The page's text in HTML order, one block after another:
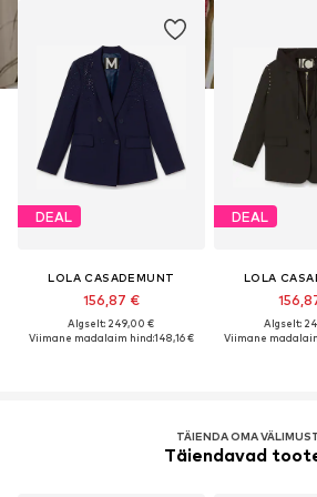
DEAL
LOLA CASADEMUNT
156,87 €
Algselt: 249,00 €
Viimane madalaim hind:148,16 €
DEAL
LOLA
Algselt:
Viimane
TÄIENDA OMA
Täiendavad